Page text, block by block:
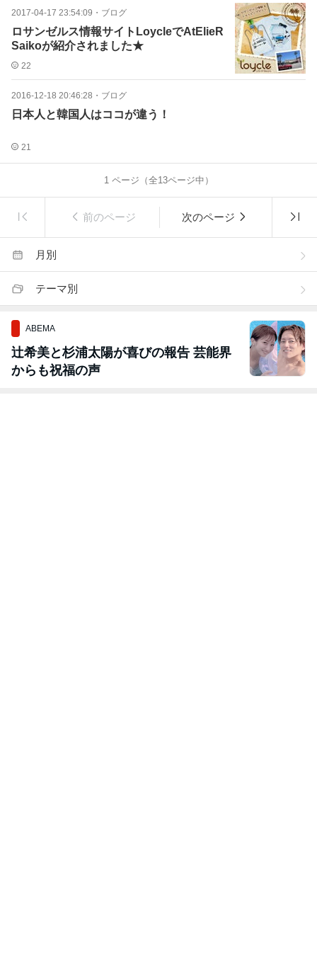
2017-04-17 23:54:09 ・ ブログ
ロサンゼルス情報サイトLoycleでAtElieR
Saikoが紹介されました★
22
2016-12-18 20:46:28 ・ ブログ
日本人と韓国人はココが違う！
21
1ページ（全13ページ中）
前のページ 次のページ
月別
テーマ別
ABEMA
辻希美と杉浦太陽が喜びの報告 芸能界
からも祝福の声